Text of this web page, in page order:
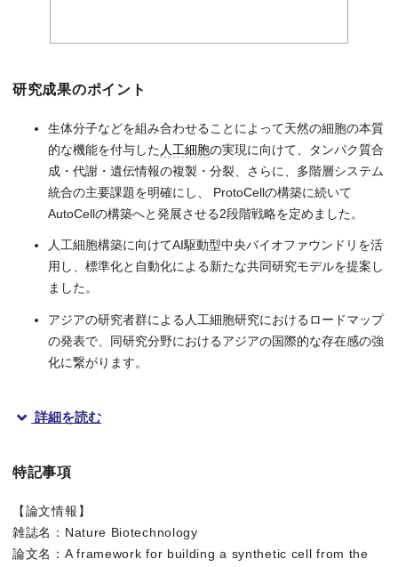
研究成果のポイント
生体分子などを組み合わせることによって天然の細胞の本質
的な機能を付与した 人工細胞の実現に向けて、タンパク質合
成・代謝・遺伝情報の複製・分裂、さらに、多階層システム
統合の主要課題を明確にし、 ProtoCellの構築に続いて
AutoCellの構築へと発展させる2段階戦略を定めました。
人工細胞構築に向けてAI駆動型中央バイオファウンドリを活
用し、標準化と自動化による新たな共同研究モデルを提案し
ました。
アジアの研究者群による人工細胞研究におけるロードマップ
の発表で、同研究分野におけるアジアの国際的な存在感の強
化に繋がります。
早稲田大学理工学術院の木賀大介(きがだいすけ)教授、東京大
本ロードマップは、これまで個別・探索的に進められてきた人
本成果は、「Nature Biotechnology」に、2026年5月26日にオン
詳細を読む
特記事項
【論文情報】
雑誌名：Nature Biotechnology
論文名：A framework for building a synthetic cell from the